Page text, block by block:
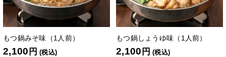
もつ鍋みそ味（1人前）
2,100 円 (税込)
もつ鍋しょうゆ味（1人前）
2,100 円 (税込)